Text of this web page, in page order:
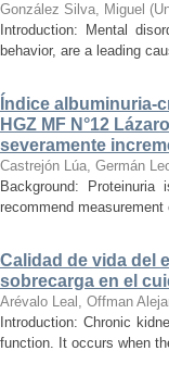
González Silva, Miguel (
Introduction: Mental
behavior, are a leading
Índice albuminuria-
HGZ MF N°12
severamente
Castrejón Lúa, Germán
Background:
recommend
Calidad de vida del
sobrecarga en el
Arévalo Leal, Offman
Introduction: Chronic
function. It occurs when